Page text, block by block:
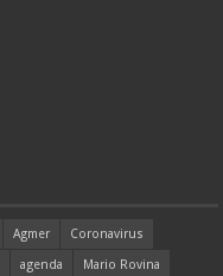
Agmer
Coronavirus
agenda
Mario Rovina